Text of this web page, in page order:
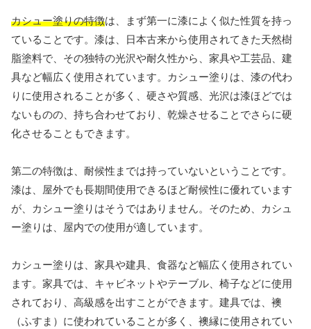
カシュー塗りの特徴は、まず第一に漆によく似た性質を持っ
ていることです。漆は、日本古来から使用されてきた天然樹
脂塗料で、その独特の光沢や耐久性から、家具や工芸品、建
具など幅広く使用されています。カシュー塗りは、漆の代わ
りに使用されることが多く、硬さや質感、光沢は漆ほどでは
ないものの、持ち合わせており、乾燥させることでさらに硬
化させることもできます。
第二の特徴は、耐候性までは持っていないということです。
漆は、屋外でも長期間使用できるほど耐候性に優れています
が、カシュー塗りはそうではありません。そのため、カシュ
ー塗りは、屋内での使用が適しています。
カシュー塗りは、家具や建具、食器など幅広く使用されてい
ます。家具では、キャビネットやテーブル、椅子などに使用
されており、高級感を出すことができます。建具では、襖
（ふすま）に使われていることが多く、襖縁に使用されてい